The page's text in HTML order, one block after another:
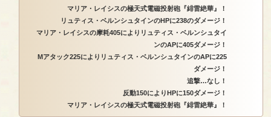
マリア・レイシスの極天式電磁投射砲『緋雷絶華』！
リュティス・ベルンシュタインのHPに238のダメージ！
マリア・レイシスの摩耗405によりリュティス・ベルンシュタイ
ンのAPに405ダメージ！
Mアタック225によりリュティス・ベルンシュタインのAPに225
ダメージ！
追撃…なし！
反動150によりHPに150ダメージ！
マリア・レイシスの極天式電磁投射砲『緋雷絶華』！